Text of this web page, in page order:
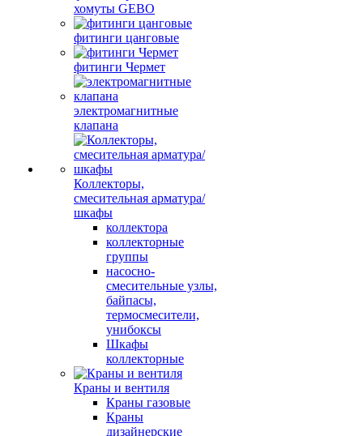
хомуты GEBO
фитинги цанговые
фитинги Чермет
электромагнитные
клапана
Коллекторы,
смесительная арматура/
шкафы
коллектора
коллекторные
группы
насосно-
смесительные узлы,
байпасы,
термосмесители,
унибоксы
Шкафы
коллекторные
Краны и вентиля
Краны газовые
Краны
дизайнерские